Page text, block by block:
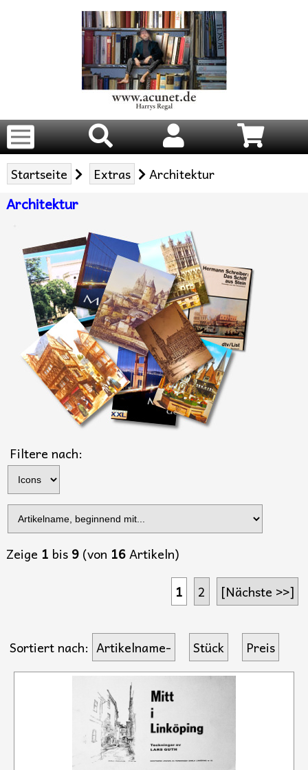
Startseite Extras Architektur
Architektur
Filtere nach:
Zeige 1 bis 9 (von 16Artikeln)
1
2 [Nächste >>]
Sortiert nach: Artikelname- Stück Preis